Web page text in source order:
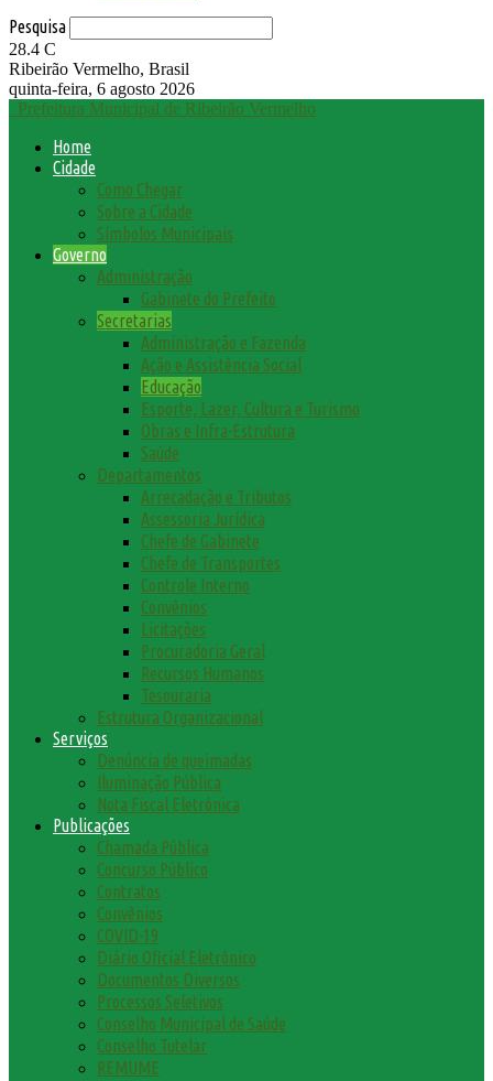
Pesquisa
28.4 C
Ribeirão Vermelho, Brasil
quinta-feira, 6 agosto 2026
Prefeitura Municipal de Ribeirão Vermelho
Home
Cidade
Como Chegar
Sobre a Cidade
Símbolos Municipais
Governo
Administração
Gabinete do Prefeito
Secretarias
Administração e Fazenda
Ação e Assistência Social
Educação
Esporte, Lazer, Cultura e Turismo
Obras e Infra-Estrutura
Saúde
Departamentos
Arrecadação e Tributos
Assessoria Jurídica
Chefe de Gabinete
Chefe de Transportes
Controle Interno
Convênios
Licitações
Procuradoria Geral
Recursos Humanos
Tesouraria
Estrutura Organizacional
Serviços
Denúncia de queimadas
Iluminação Pública
Nota Fiscal Eletrônica
Publicações
Chamada Pública
Concurso Público
Contratos
Convênios
COVID-19
Diário Oficial Eletrônico
Documentos Diversos
Processos Seletivos
Conselho Municipal de Saúde
Conselho Tutelar
REMUME